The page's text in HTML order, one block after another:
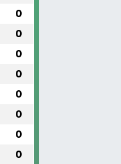
0
0
0
0
0
0
0
0